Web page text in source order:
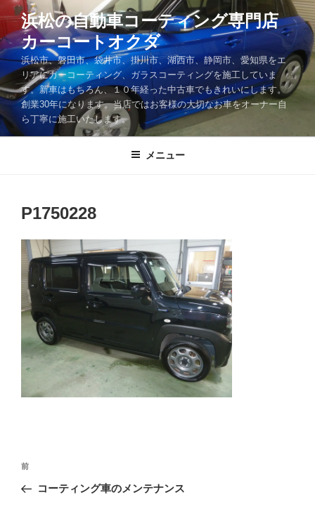
ン
テ
ン
ツ
へ
ス
キ
浜松の自動車コーティング専門店
カーコートオクダ
浜松市、磐田市、袋井市、掛川市、湖西市、静岡市、愛知県をエ
リアにカーコーティング、ガラスコーティングを施工していま
す。新車はもちろん、１０年経った中古車でもきれいにします。
創業30年になります。当店ではお客様の大切なお車をオーナー自
ら丁寧に施工いたします。
メニュー
P1750228
投
ナ
前
の
前
コーティング車のメンテナンス